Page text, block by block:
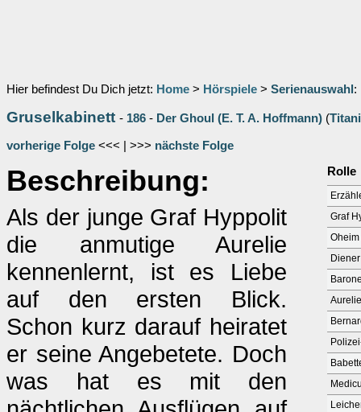
Hier befindest Du Dich jetzt: Home > Hörspiele > Serienauswahl :
Gruselkabinett - 186 - Der Ghoul (E. T. A. Hoffmann) (
vorherige Folge <<< | >>> nächste Folge
Beschreibung:
Als der junge Graf Hyppolit
die anmutige Aurelie
kennenlernt, ist es Liebe
auf den ersten Blick.
Schon kurz darauf heiratet
er seine Angebetete. Doch
was hat es mit den
Rolle
Graf
Oheim
Diener
Aurelie